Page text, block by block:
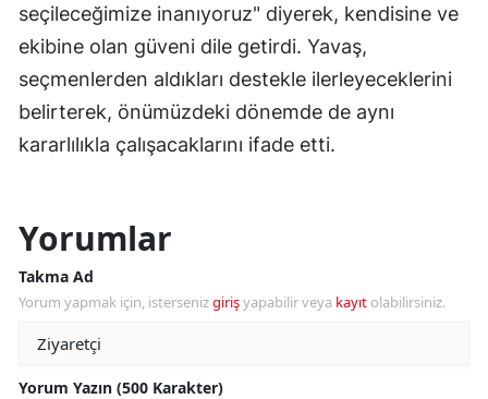
seçileceğimize inanıyoruz" diyerek, kendisine ve
ekibine olan güveni dile getirdi. Yavaş,
seçmenlerden aldıkları destekle ilerleyeceklerini
belirterek, önümüzdeki dönemde de aynı
kararlılıkla çalışacaklarını ifade etti.
Yorumlar
Takma Ad
Yorum yapmak için, istersenizgirişyapabilir veya kayıt olabilirsiniz.
Yorum Yazın (500 Karakter)